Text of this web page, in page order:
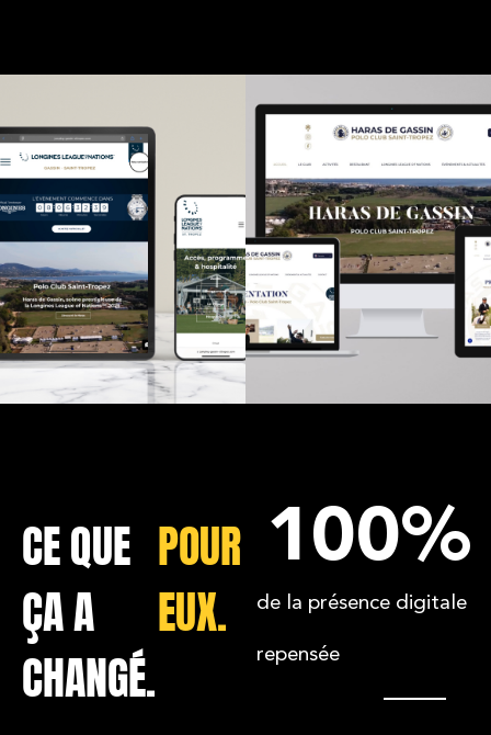
CE QUE
ÇA A
CHANGÉ.
POUR
EUX.
de la présence digitale
repensée
100%